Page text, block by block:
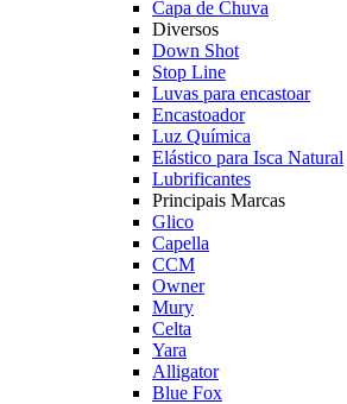
Capa de Chuva
Diversos
Down Shot
Stop Line
Luvas para encastoar
Encastoador
Luz Química
Elástico para Isca Natural
Lubrificantes
Principais Marcas
Glico
Capella
CCM
Owner
Mury
Celta
Yara
Alligator
Blue Fox